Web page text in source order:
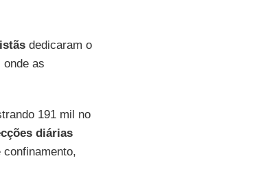
dedicaram o
onde as
191 mil no
diárias